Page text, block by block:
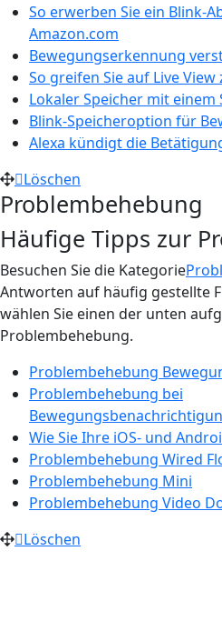
So erwerben Sie ein Blink-
Amazon.com
Bewegungserkennung
So greifen Sie auf Live View
Lokaler Speicher mit einem
Blink-Speicheroption für
Alexa kündigt die
Löschen
Problembehebung
Häufige Tipps zur
Besuchen Sie die Kategorie
Antworten auf häufig gestellte
wählen Sie einen der unten
Problembehebung.
Problembehebung
Problembehebung bei
Wie Sie Ihre iOS- und
Problembehebung Wired
Problembehebung Mini
Problembehebung Video
Löschen